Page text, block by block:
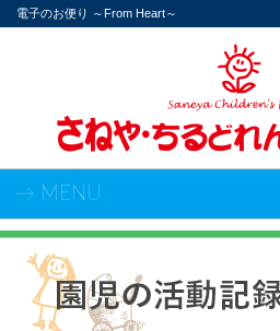
電子のお便り ～From Heart～
→ MENU